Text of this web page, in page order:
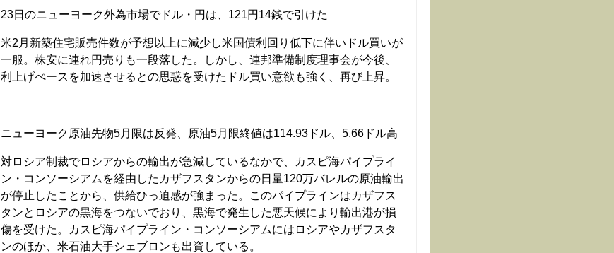
23日のニューヨーク外為市場でドル・円は、121円14銭で引けた
米2月新築住宅販売件数が予想以上に減少し米国債利回り低下に伴いドル買いが
一服。株安に連れ円売りも一段落した。しかし、連邦準備制度理事会が今後、
利上げぺースを加速させるとの思惑を受けたドル買い意欲も強く、再び上昇。
ニューヨーク原油先物5月限は反発、原油5月限終値は114.93ドル、5.66ドル高
対ロシア制裁でロシアからの輸出が急減しているなかで、カスピ海パイプライ
ン・コンソーシアムを経由したカザフスタンからの日量120万バレルの原油輸出
が停止したことから、供給ひっ迫感が強まった。このパイプラインはカザフス
タンとロシアの黒海をつないでおり、黒海で発生した悪天候により輸出港が損
傷を受けた。カスピ海パイプライン・コンソーシアムにはロシアやカザフスタ
ンのほか、米石油大手シェブロンも出資している。